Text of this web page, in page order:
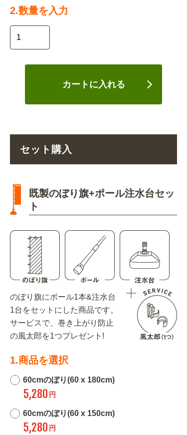
2.数量を入力
カートに入れる
セット購入
既製のぼり旗+ポール注水台セッ
ト
のぼり旗にポール1本&注水台
1台をセットにした商品です。
サービスで、巻き上がり防止
の風太郎を1つプレゼント!
1.商品を選択
60cmのぼり(60 x 180cm)
5,280 円
60cmのぼり(60 x 150cm)
5,280 円